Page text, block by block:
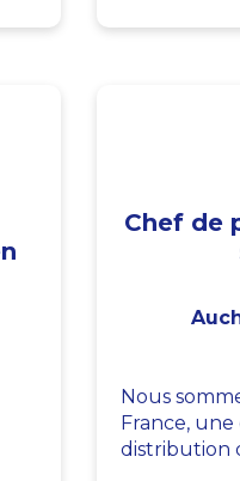
Chef de
Nous
France,
distribution